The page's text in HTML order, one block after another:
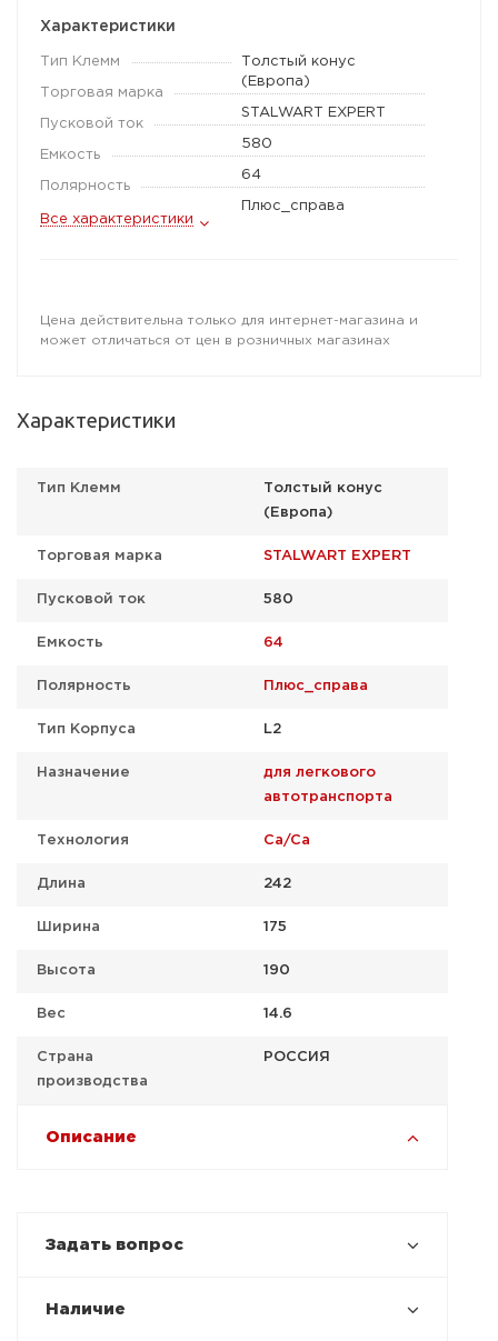
Характеристики
Тип Клемм
Толстый конус
(Европа)
Торговая марка
STALWART EXPERT
Пусковой ток
580
Емкость
64
Полярность
Плюс_справа
Все характеристики
Цена действительна только для интернет-магазина и
может отличаться от цен в розничных магазинах
Характеристики
Тип Клемм
Толстый конус
(Европа)
Торговая марка STALWART EXPERT
Пусковой ток 580
Емкость 64
Полярность Плюс_справа
Тип Корпуса L2
Назначение
для легкового
автотранспорта
Технология Ca/Ca
Длина 242
Ширина 175
Высота 190
Вес 14.6
Страна
производства
РОССИЯ
Описание
Задать вопрос
Наличие